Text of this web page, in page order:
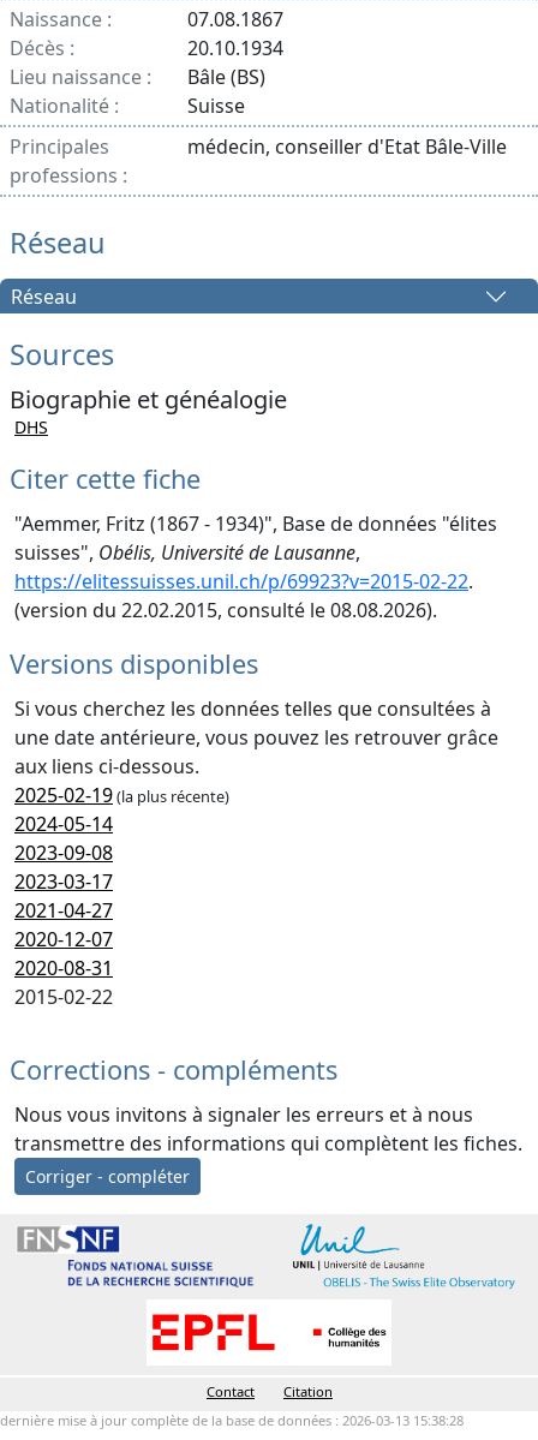
Naissance :
07.08.1867
Décès :
20.10.1934
Lieu naissance :
Bâle (BS)
Nationalité :
Suisse
Principales
professions :
médecin, conseiller d'Etat Bâle-Ville
Réseau
Réseau
Sources
Biographie et généalogie
DHS
Citer cette fiche
"Aemmer, Fritz (1867 - 1934)", Base de données "élites
suisses", Obélis, Université de Lausanne,
https://elitessuisses.unil.ch/p/69923?v=2015-02-22.
(version du 22.02.2015, consulté le 08.08.2026).
Versions disponibles
Si vous cherchez les données telles que consultées à
une date antérieure, vous pouvez les retrouver grâce
aux liens ci-dessous.
2025-02-19(la plus récente)
2024-05-14
2023-09-08
2023-03-17
2021-04-27
2020-12-07
2020-08-31
2015-02-22
Corrections - compléments
Nous vous invitons à signaler les erreurs et à nous
transmettre des informations qui complètent les fiches.
Corriger - compléter
Contact
Citation
dernière mise à jour complète de la base de données : 2026-03-13 15:38:28